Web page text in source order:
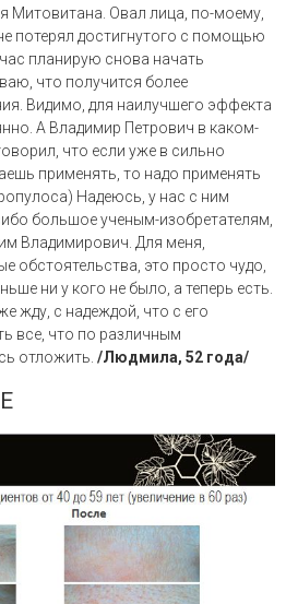
Митовитана. Овал лица, по-моему,
потерял достигнутого с помощью
планирую снова начать
что получится более
Видимо, для наилучшего эффекта
А Владимир Петрович в каком-
что если уже в сильно
применять, то надо применять
Надеюсь, у нас с ним
большое ученым-изобретателям,
Владимирович. Для меня,
обстоятельства, это просто чудо,
ни у кого не было, а теперь есть.
жду, с надеждой, что с его
все, что по различным
отложить. /Людмила, 52 года/